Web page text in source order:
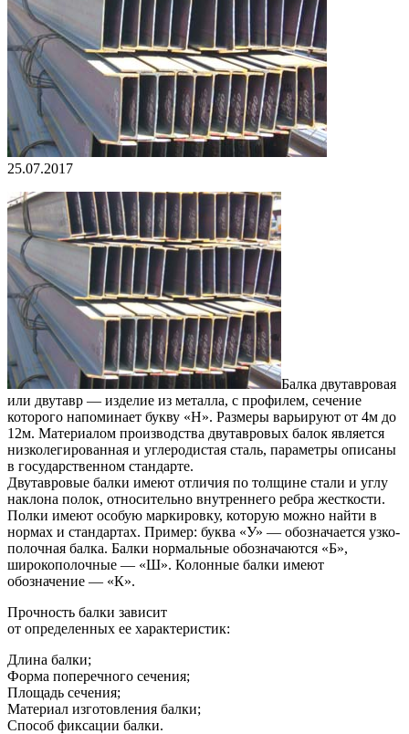
25.07.2017
Балка двутавровая
или двутавр — изделие из металла, с профилем, сечение
которого напоминает букву «Н». Размеры варьируют от 4м до
12м. Материалом производства двутавровых балок является
низколегированная и углеродистая сталь, параметры описаны
в государственном стандарте.
Двутавровые балки имеют отличия по толщине стали и углу
наклона полок, относительно внутреннего ребра жесткости.
Полки имеют особую маркировку, которую можно найти в
нормах и стандартах. Пример: буква «У» — обозначается узко-
полочная балка. Балки нормальные обозначаются «Б»,
широкополочные — «Ш». Колонные балки имеют
обозначение — «К».
Прочность балки зависит
от определенных ее характеристик:
Длина балки;
Форма поперечного сечения;
Площадь сечения;
Материал изготовления балки;
Способ фиксации балки.